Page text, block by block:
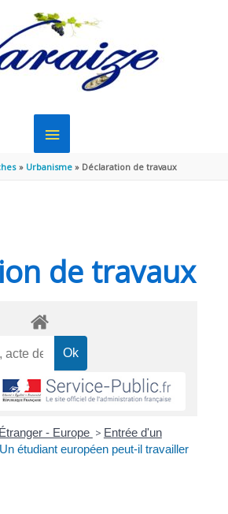
MENU
PRINCIPAL
Urbanisme Déclaration de travaux
de travaux
Étranger - Europe > Entrée d'un
Un étudiant européen peut-il travailler